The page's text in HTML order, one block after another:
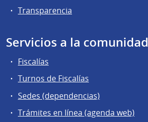
Transparencia
Servicios a la comunidad
Fiscalías
Turnos de Fiscalías
Sedes (dependencias)
Trámites en línea (agenda web)